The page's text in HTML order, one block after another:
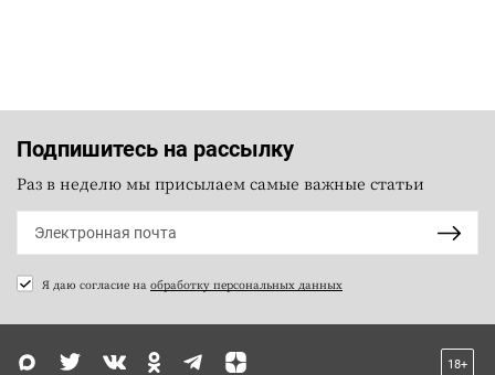
Подпишитесь на рассылку
Раз в неделю мы присылаем самые важные статьи
Я даю согласие на обработку персональных данных
18+